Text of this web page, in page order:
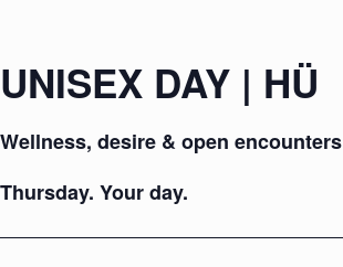
UNISEX DAY | HÜ
Wellness, desire & open encounters
Thursday. Your day.